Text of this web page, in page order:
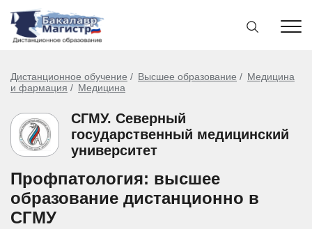
Дистанционное обучение Высшее образование
Медицина
и фармация
Медицина
СГМУ. Северный
государственный медицинский
университет
Профпатология: высшее
образование дистанционно в
СГМУ